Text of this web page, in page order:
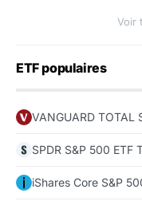
Voir
ETF populaires
VANGUARD TOTAL
SPDR S&P 500 ETF
iShares Core S&P